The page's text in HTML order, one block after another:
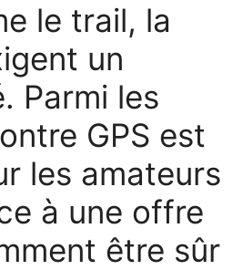
le trail, la
un
Parmi les
GPS est
les amateurs
à une offre
être sûr